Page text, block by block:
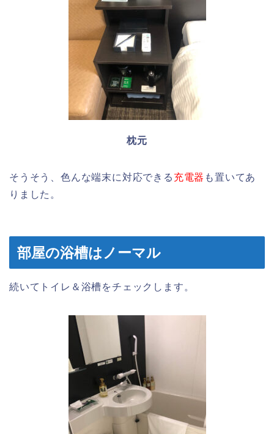
枕元
そうそう、色んな端末に対応できる 充電器 も置いてあ
りました。
部屋の浴槽はノーマル
続いてトイレ＆浴槽をチェックします。